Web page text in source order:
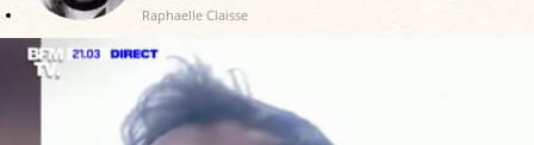
Raphaelle Claisse